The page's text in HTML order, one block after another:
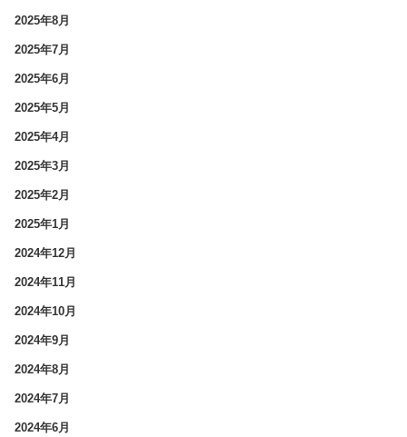
2025年8月
2025年7月
2025年6月
2025年5月
2025年4月
2025年3月
2025年2月
2025年1月
2024年12月
2024年11月
2024年10月
2024年9月
2024年8月
2024年7月
2024年6月